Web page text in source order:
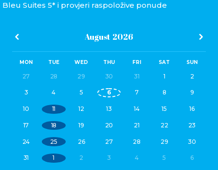
Bleu Suites 5* i provjeri raspoložive ponude
August 2026
MON TUE WED THU FRI SAT SUN
27 28 29 30 31 1 2
3 4 5 6 7 8 9
10 11 12 13 14 15 16
17 18 19 20 21 22 23
24 25 26 27 28 29 30
31 1 2 3 4 5 6